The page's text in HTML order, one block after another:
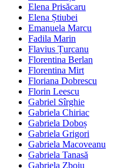
Elena Prisăcaru
Elena Știubei
Emanuela Marcu
Fadila Marin
Flavius Țurcanu
Florentina Berlan
Florentina Mirt
Floriana Dobrescu
Florin Leescu
Gabriel Sîrghie
Gabriela Chiriac
Gabriela Doboș
Gabriela Grigori
Gabriela Macoveanu
Gabriela Tanasă
Gabriela Zboiu